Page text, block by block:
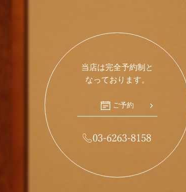
当店は完全予約制と
なっております。
ご予約